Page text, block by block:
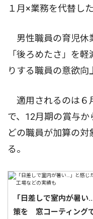
１月×業務を代替し
男性職員の育児休
「後ろめたさ」を
りする職員の意欲向
適用されるのは６
で、12月期の賞与
どの職員が加算の
る。
「日差しで室内が暑
策を 窓コーティング